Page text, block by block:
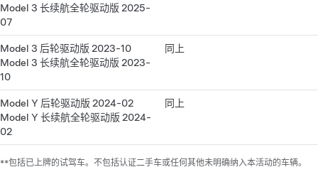
Model 3 长续航全轮驱动版 2025-
07
Model 3 后轮驱动版 2023-10
Model 3 长续航全轮驱动版 2023-
10
同上
Model Y 后轮驱动版 2024-02
Model Y 长续航全轮驱动版 2024-
02
同上
**包括已上牌的试驾车。不包括认证二手车或任何其他未明确纳入本活动的车辆。